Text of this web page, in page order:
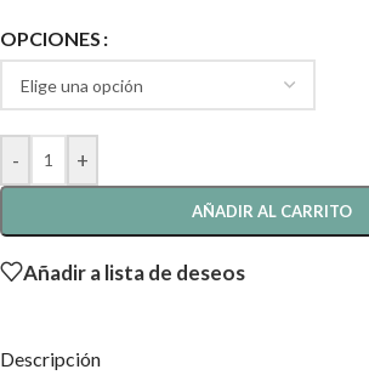
OPCIONES
- +
AÑADIR AL CARRITO
Añadir a lista de deseos
Descripción